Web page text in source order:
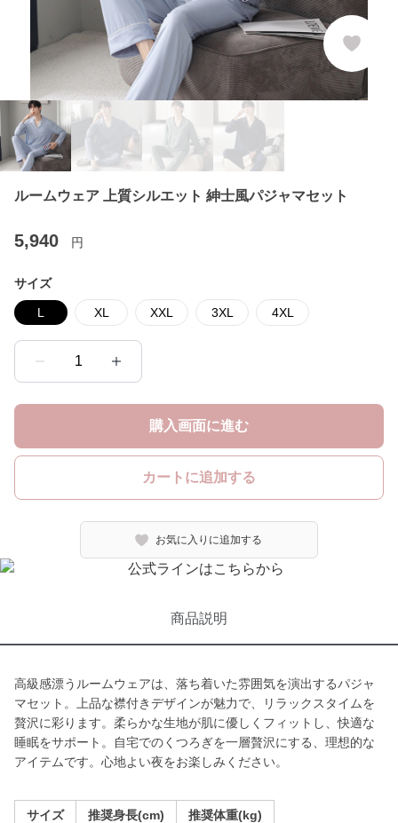
ルームウェア 上質シルエット 紳士風パジャマセット
5,940 円
サイズ
L XL XXL 3XL 4XL
1
購入画面に進む
カートに追加する
お気に入りに追加する
商品説明
高級感漂うルームウェアは、落ち着いた雰囲気を演出するパジャ
マセット。上品な襟付きデザインが魅力で、リラックスタイムを
贅沢に彩ります。柔らかな生地が肌に優しくフィットし、快適な
睡眠をサポート。自宅でのくつろぎを一層贅沢にする、理想的な
アイテムです。心地よい夜をお楽しみください。
サイズ 推奨身長(cm) 推奨体重(kg)